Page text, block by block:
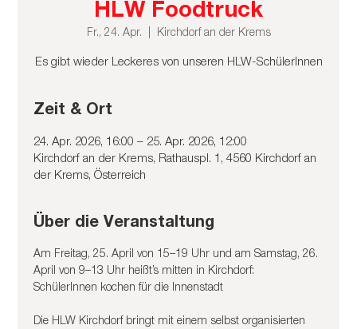
HLW Foodtruck
Fr., 24. Apr. Kirchdorf an der Krems
Es gibt wieder Leckeres von unseren HLW-SchülerInnen
Zeit & Ort
24. Apr. 2026, 16:00 – 25. Apr. 2026, 12:00
Kirchdorf an der Krems, Rathauspl. 1, 4560 Kirchdorf an
der Krems, Österreich
Über die Veranstaltung
Am Freitag, 25. April von 15–19 Uhr und am Samstag, 26.
April von 9–13 Uhr heißt’s mitten in Kirchdorf:
SchülerInnen kochen für die Innenstadt
Die HLW Kirchdorf bringt mit einem selbst organisierten